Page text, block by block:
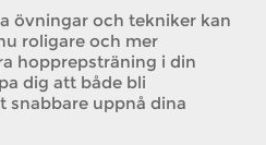
övningar och tekniker kan
roligare och mer
hopprepsträning i din
dig att både bli
snabbare uppnå dina